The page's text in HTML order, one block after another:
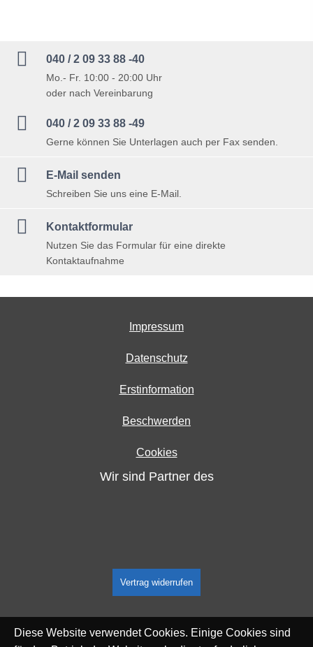
 040 / 2 09 33 88 -40
Mo.- Fr. 10:00 - 20:00 Uhr
oder nach Vereinbarung
 040 / 2 09 33 88 -49
Gerne können Sie Unterlagen auch per Fax senden.
 E-Mail senden
Schreiben Sie uns eine E-Mail.
 Kontaktformular
Nutzen Sie das Formular für eine direkte
Kontaktaufnahme
Impressum
Datenschutz
Erstinformation
Beschwerden
Cookies
Wir sind Partner des
Vertrag widerrufen
Diese Website verwendet Cookies. Einige Cookies sind